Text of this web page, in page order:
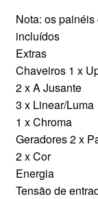
Nota: os
incluídos
Extras
Chaveiros 1 x
2 x A Jusante
3 x Linear/Luma
1 x Chroma
Geradores 2 x
2 x Cor
Energia
Tensão de